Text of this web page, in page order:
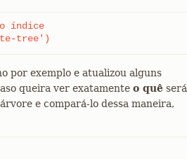
índice
tree')
por exemplo e atualizou alguns
queira ver exatamente o quê será
e compará-lo dessa maneira,